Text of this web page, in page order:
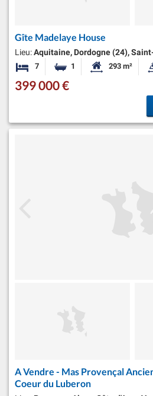
Gîte Madelaye House
Lieu:Aquitaine, Dordogne (24),
7 Chambres1 Salle de bainSurface
293 m²
399 000 €
A Vendre - Mas Provençal
Coeur du Luberon